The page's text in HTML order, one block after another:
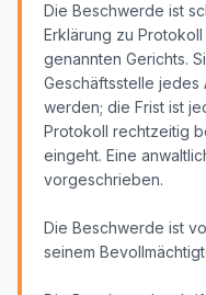
Die Beschwerde ist
Erklärung zu
genannten Gerichts.
Geschäftsstelle jedes
werden; die Frist ist
Protokoll rechtzeitig
eingeht. Eine
vorgeschrieben.
Die Beschwerde ist
seinem